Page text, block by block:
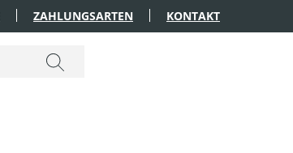
ZAHLUNGSARTEN KONTAKT